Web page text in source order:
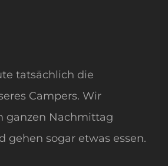
tatsächlich die
Campers. Wir
ganzen Nachmittag
gehen sogar etwas essen.